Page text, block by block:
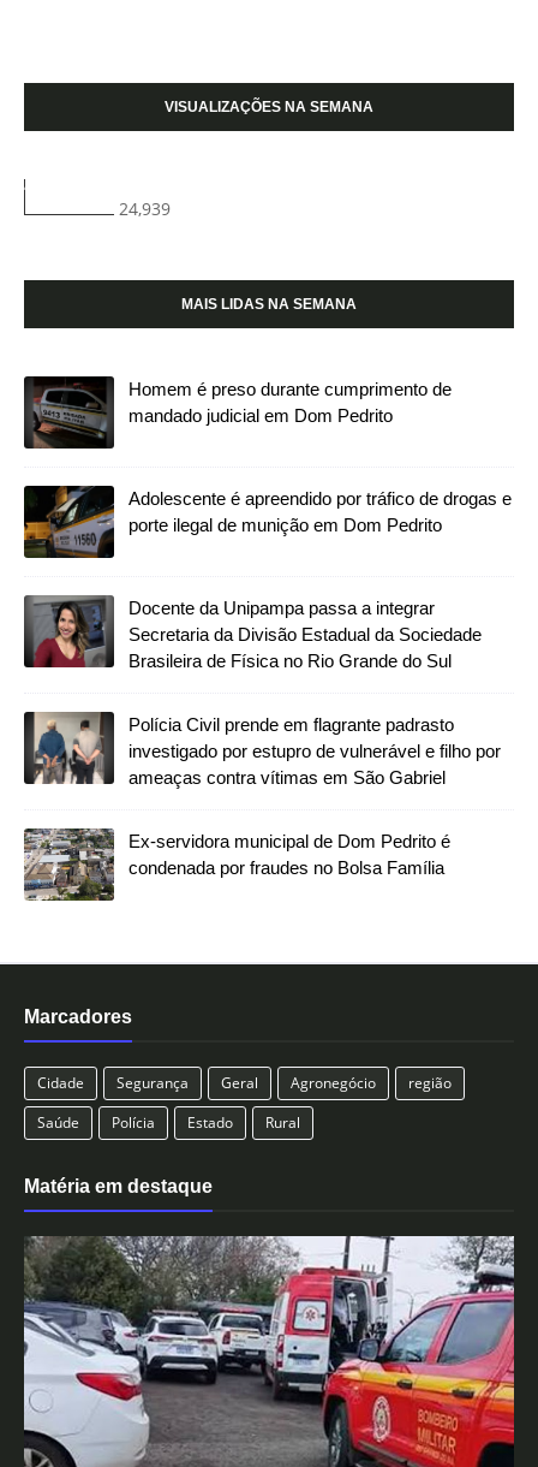
VISUALIZAÇÕES NA SEMANA
24,939
MAIS LIDAS NA SEMANA
Homem é preso durante cumprimento de
mandado judicial em Dom Pedrito
Adolescente é apreendido por tráfico de drogas e
porte ilegal de munição em Dom Pedrito
Docente da Unipampa passa a integrar
Secretaria da Divisão Estadual da Sociedade
Brasileira de Física no Rio Grande do Sul
Polícia Civil prende em flagrante padrasto
investigado por estupro de vulnerável e filho por
ameaças contra vítimas em São Gabriel
Ex-servidora municipal de Dom Pedrito é
condenada por fraudes no Bolsa Família
Marcadores
Cidade Segurança Geral Agronegócio
região
Saúde
Polícia Estado Rural
Matéria em destaque